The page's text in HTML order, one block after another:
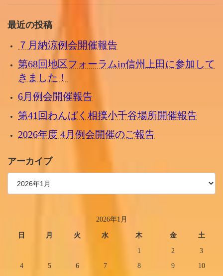
最近の投稿
７月納涼例会開催報告
第68回地区フォーラムin信州上田に参加して
きました！
6月例会開催報告
第41回わんぱく相撲小千谷場所開催報告
2026年度 4月例会開催のご報告
アーカイブ
2026年1月
日 月 火 水 木 金 土
1 2
3
4
5 6 7 8 9 10